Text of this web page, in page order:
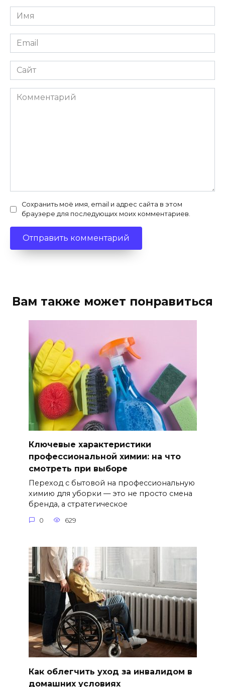
Имя
Email
Сайт
Комментарий
Сохранить моё имя, email и адрес сайта в этом
браузере для последующих моих комментариев.
Вам также может понравиться
Ключевые характеристики
профессиональной химии: на что
смотреть при выборе
Переход с бытовой на профессиональную
химию для уборки — это не просто смена
бренда, а стратегическое
0 629
Как облегчить уход за инвалидом в
домашних условиях